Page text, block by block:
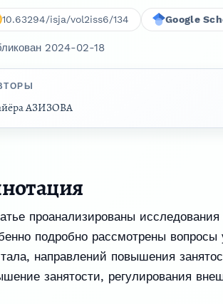
10.63294/isja/vol2iss6/134 Google
2024-02-18
АЗИЗОВА
проанализированы
подробно рассмотрены вопросы
направлений повышения
занятости, регулирования